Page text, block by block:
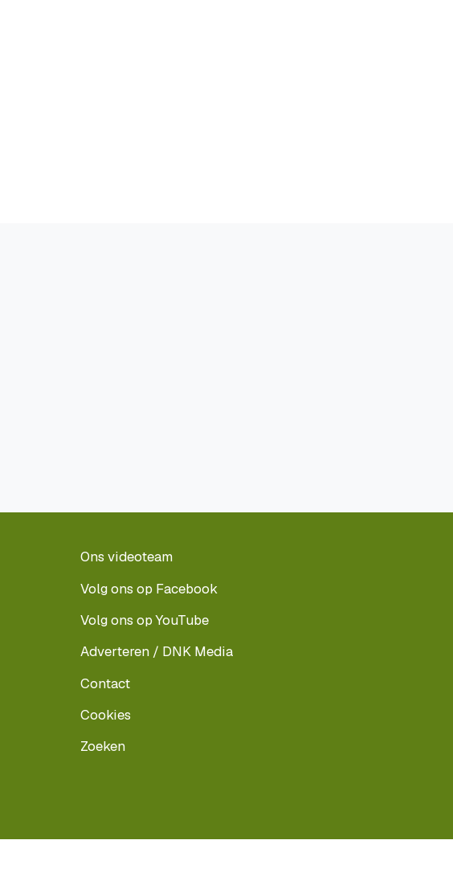
Ons videoteam
Volg ons op Facebook
Volg ons op YouTube
Adverteren / DNK Media
Contact
Cookies
Zoeken